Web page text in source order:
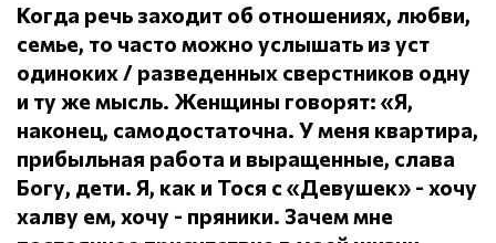
Когда речь заходит об отношениях, любви,
семье, то часто можно услышать из уст
одиноких / разведенных сверстников одну
и ту же мысль. Женщины говорят: «Я,
наконец, самодостаточна. У меня квартира,
прибыльная работа и выращенные, слава
Богу, дети. Я, как и Тося с «Девушек» - хочу
халву ем, хочу - пряники. Зачем мне